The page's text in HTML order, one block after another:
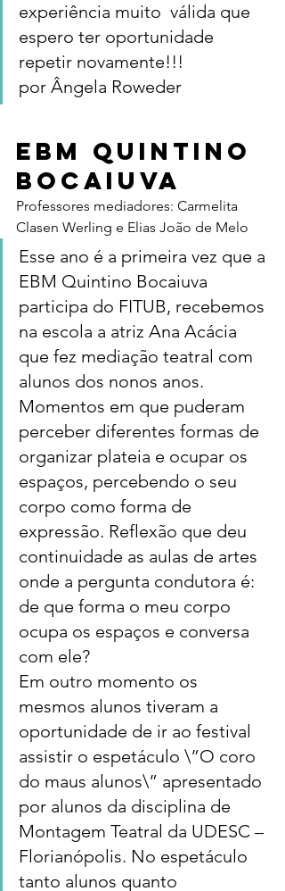
experiência muito  válida que
espero ter oportunidade
repetir novamente!!!
por Ângela Roweder
EBM Quintino
Bocaiuva
Professores mediadores: Carmelita
Clasen Werling e Elias João de Melo
Esse ano é a primeira vez que a
EBM Quintino Bocaiuva
participa do FITUB, recebemos
na escola a atriz Ana Acácia
que fez mediação teatral com
alunos dos nonos anos.
Momentos em que puderam
perceber diferentes formas de
organizar plateia e ocupar os
espaços, percebendo o seu
corpo como forma de
expressão. Reflexão que deu
continuidade as aulas de artes
onde a pergunta condutora é:
de que forma o meu corpo
ocupa os espaços e conversa
com ele?
Em outro momento os
mesmos alunos tiveram a
oportunidade de ir ao festival
assistir o espetáculo \”O coro
do maus alunos\” apresentado
por alunos da disciplina de
Montagem Teatral da UDESC –
Florianópolis. No espetáculo
tanto alunos quanto